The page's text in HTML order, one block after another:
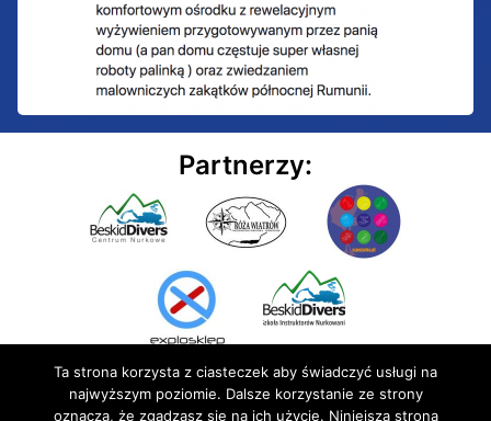
Partnerzy:
Ta strona korzysta z ciasteczek aby świadczyć usługi na
najwyższym poziomie. Dalsze korzystanie ze strony
oznacza, że zgadzasz się na ich użycie. Niniejsza strona